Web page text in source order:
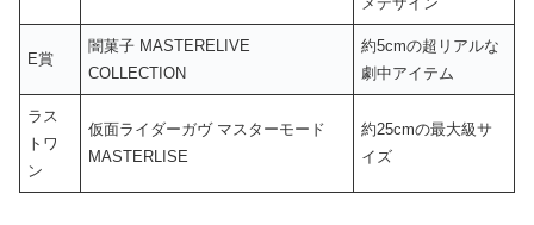
E賞
闇菓子 MASTERELIVE
COLLECTION
約5cmの超リアルな
劇中アイテム
ラス
トワ
ン
仮面ライダーガヴ マスターモード
MASTERLISE
約25cmの最大級サ
イズ